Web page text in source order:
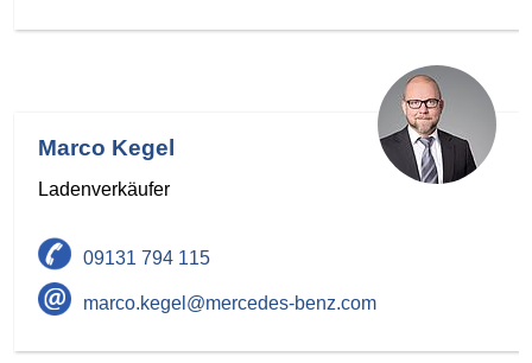
Marco Kegel
Ladenverkäufer
09131 794 115
marco.kegel@mercedes-benz.com